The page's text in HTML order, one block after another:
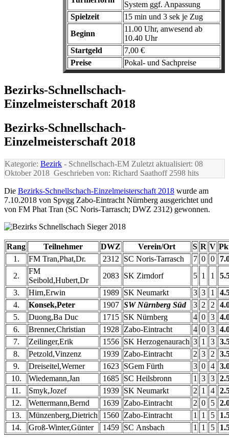
System ggf. Anpassung
Spielzeit
15 min und 3 sek je Zug
Beginn
11.00 Uhr, anwesend ab
10.40 Uhr
Startgeld
7,00 €
Preise
Pokal- und Sachpreise
Bezirks-Schnellschach-
Einzelmeisterschaft 2018
Bezirks-Schnellschach-
Einzelmeisterschaft 2018
Kategorie: Bezirk - Schnellschach-EM Zuletzt aktualisiert: 08
Oktober 2018 Geschrieben von: Richard Saathoff2598 hits
Die Bezirks-Schnellschach-Einzelmeisterschaft 2018 wurde am
7.10.2018 von Spvgg Zabo-Eintracht Nürnberg ausgerichtet und
von FM Phat Tran (SC Noris-Tarrasch; DWZ 2312) gewonnen.
Rang Teilnehmer DWZ Verein/Ort S R V
1.
FM Tran,Phat,Dr. 2312 SC Noris-Tarrasch 7 0 0
2.
FM
Seibold,Hubert,Dr
2083 SK Zirndorf 5 1 1
3.
Hirn,Erwin 1989 SK Neumarkt 3 3 1
4.
Konsek,Peter 1907 SW Nürnberg Süd 3 2 2
5.
Duong,Ba Duc 1715 SK Nürnberg 4 0 3
6.
Brenner,Christian 1928 Zabo-Eintracht 4 0 3
7.
Zeilinger,Erik 1556 SK Herzogenaurach 3 1 3
8.
Petzold,Vinzenz 1939 Zabo-Eintracht 2 3 2
9.
Dreiseitel,Werner 1623 SGem Fürth 3 0 4
10.
Wiedemann,Jan 1685 SC Heilsbronn 1 3 3
11.
Smyk,Jozef 1939 SK Neumarkt 2 1 4
12.
Wettermann,Bernd 1639 Zabo-Eintracht 2 0 5
13.
Münzenberg,Dietrich 1560 Zabo-Eintracht 1 1 5
14.
Groß-Winter,Günter 1459 SC Ansbach 1 1 5